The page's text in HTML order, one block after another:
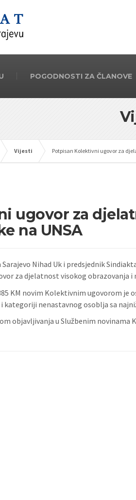
POGODNOSTI ZA ČLANOVE
Vijesti Potpisan Kolektivni ugovor za
ugovor za
na UNSA
Nihad Uk i predsjednik
za djelatnost visokog obrazovanja i
KM novim Kolektivnim ugovorom je
kategoriji nenastavnog osoblja sa
objavljivanja u Službenim novinama